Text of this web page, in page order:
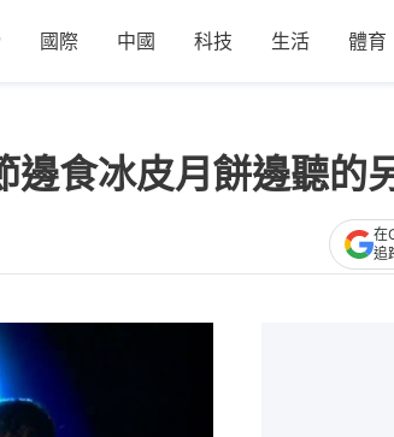
國際 中國 科技 生活 體育
邊食冰皮月餅邊聽的
在
追